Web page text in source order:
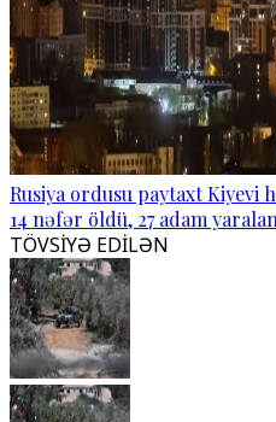
Rusiya ordusu paytaxt Kiyevi
14 nəfər öldü, 27 adam
TÖVSİYƏ EDİLƏN